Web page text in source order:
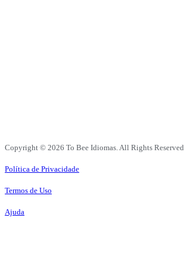
Copyright © 2026 To Bee Idiomas. All Rights Reserved
Política de Privacidade
Termos de Uso
Ajuda